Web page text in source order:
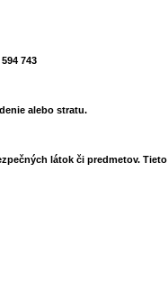
743
alebo stratu.
látok či predmetov.